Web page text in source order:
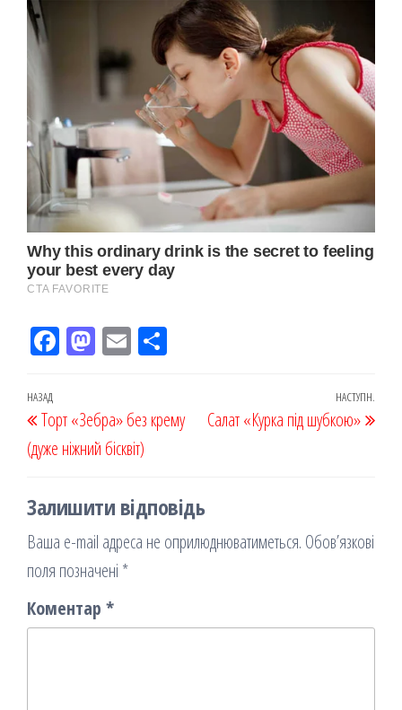
Fac
k
M
on
Em
ис
Навігація
записів
Попередній
запис
НАЗАД
Торт «Зебра» без крему
(дуже ніжний бісквіт)
НАСТУПН.
Салат «Курка під шубкою»
Залишити відповідь
Ваша e-mail адреса не оприлюднюватиметься. Обов’язкові
поля позначені *
Коментар *